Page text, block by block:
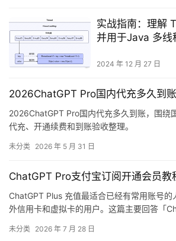
实战指南：理解
并用于Java 多线
2024 年 12 月 27 日
2026ChatGPT Pro国内代充多久到账
2026ChatGPT Pro国内代充多久到账，围绕
代充、开通续费和到账验收整理。
未分类 2026 年 5 月 31 日
ChatGPT Pro支付宝订阅开通会员教
ChatGPT Plus 充值最适合已经有常用账号
外信用卡和虚拟卡的用户。这篇主要回答「
计划的用户。微信支付宝付款对普通用户更
未分类 2026 年 7 月 28 日